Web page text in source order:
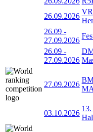
26.09.2026
26.09 -
27.09.2026
26.09 -
27.09.2026
27.09.2026
03.10.2026